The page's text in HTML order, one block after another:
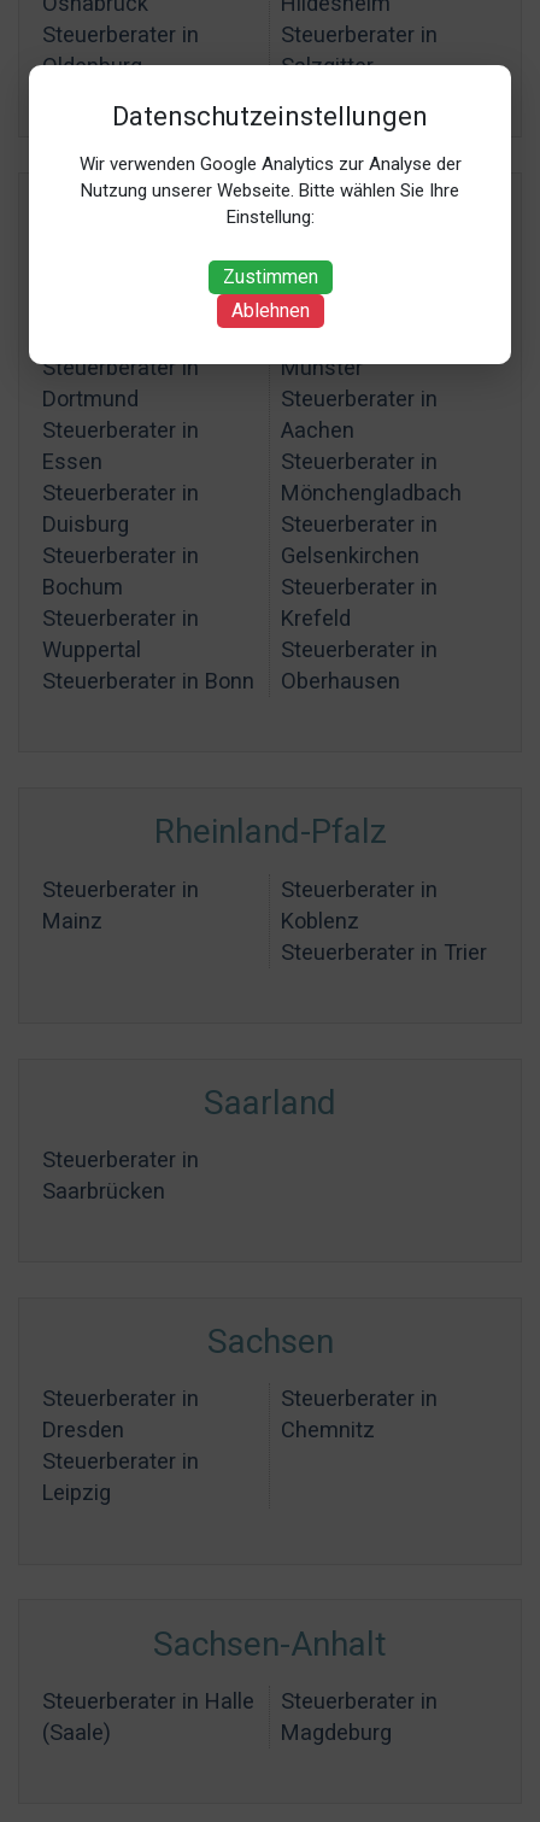
Datenschutzeinstellungen
Wir verwenden Google Analytics zur Analyse der
Nutzung unserer Webseite. Bitte wählen Sie Ihre
Einstellung:
Zustimmen
Ablehnen
Steuerberater in
Oldenburg
Steuerberater in
Salzgitter
Nordrhein-Westfalen
Steuerberater in Köln
Steuerberater in
Dortmund
Steuerberater in
Essen
Steuerberater in
Duisburg
Steuerberater in
Bochum
Steuerberater in
Wuppertal
Steuerberater in Bonn
Steuerberater in
Bielefeld
Steuerberater in
Münster
Steuerberater in
Aachen
Steuerberater in
Mönchengladbach
Steuerberater in
Gelsenkirchen
Steuerberater in
Krefeld
Steuerberater in
Oberhausen
Rheinland-Pfalz
Steuerberater in
Mainz
Steuerberater in
Koblenz
Steuerberater in Trier
Saarland
Steuerberater in
Saarbrücken
Sachsen
Steuerberater in
Dresden
Steuerberater in
Leipzig
Steuerberater in
Chemnitz
Sachsen-Anhalt
Steuerberater in Halle
(Saale)
Steuerberater in
Magdeburg